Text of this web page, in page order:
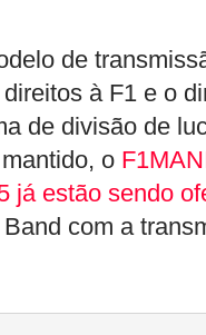
de
à F1 e o
de divisão de
o
já estão sendo
com a